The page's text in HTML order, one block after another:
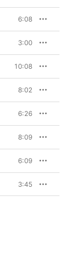
6:08
3:00
10:08
8:02
6:26
8:09
6:09
3:45